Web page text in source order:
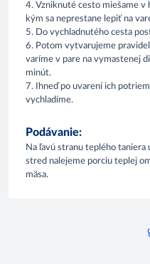
4. Vzniknuté cesto miešame v
kým sa neprestane lepiť na
5. Do vychladnutého cesta
6. Potom vytvarujeme
varíme v pare na vymastenej
minút.
7. Ihneď po uvarení ich
vychladíme.
Podávanie:
Na ľavú stranu teplého
stred nalejeme porciu teplej
mäsa.